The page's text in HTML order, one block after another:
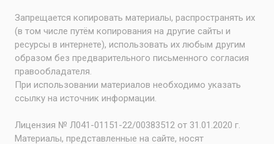
Запрещается копировать материалы, распространять их
(в том числе путём копирования на другие сайты и
ресурсы в интернете), использовать их любым другим
образом без предварительного письменного согласия
правообладателя.
При использовании материалов необходимо указать
ссылку на источник информации.
Лицензия № Л041-01151-22/00383512 от 31.01.2020 г.
Материалы, представленные на сайте, носят